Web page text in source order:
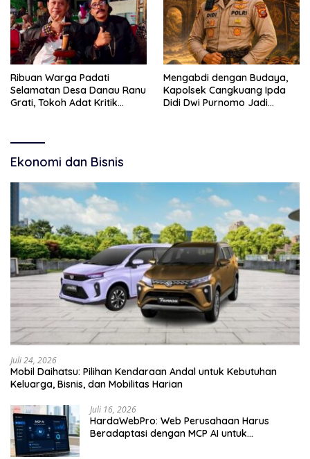
Ribuan Warga Padati
Selamatan Desa Danau Ranu
Grati, Tokoh Adat Kritik
Mengabdi dengan Budaya,
Kapolsek Cangkuang Ipda
Didi Dwi Purnomo Jadi
Ekonomi dan Bisnis
Juli 24, 2026
Mobil Daihatsu: Pilihan Kendaraan Andal untuk Kebutuhan
Keluarga, Bisnis, dan Mobilitas Harian
Juli 16, 2026
HardaWebPro: Web Perusahaan Harus
Beradaptasi dengan MCP AI untuk